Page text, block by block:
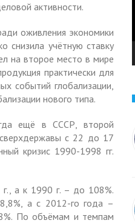
активности.
оживления экономики
снизила учётную ставку
на второе место в мире
практически для
событий глобализации,
нового типа.
ещё в СССР, второй
с 22 до 17
кризис 1990-1998 гг.
а к 1990 г. – до 108%.
а с 2012-го года –
По объёмам и темпам